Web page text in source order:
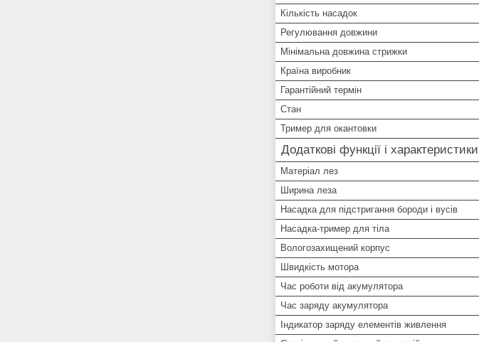
Кількість насадок
Регулювання довжини
Мінімальна довжина стрижки
Країна виробник
Гарантійний термін
Стан
Тример для окантовки
Додаткові функції і характеристики
Матеріал лез
Ширина леза
Насадка для підстригання бороди і вусів
Насадка-тример для тіла
Вологозахищений корпус
Швидкість мотора
Час роботи від акумулятора
Час заряду акумулятора
Індикатор заряду елементів живлення